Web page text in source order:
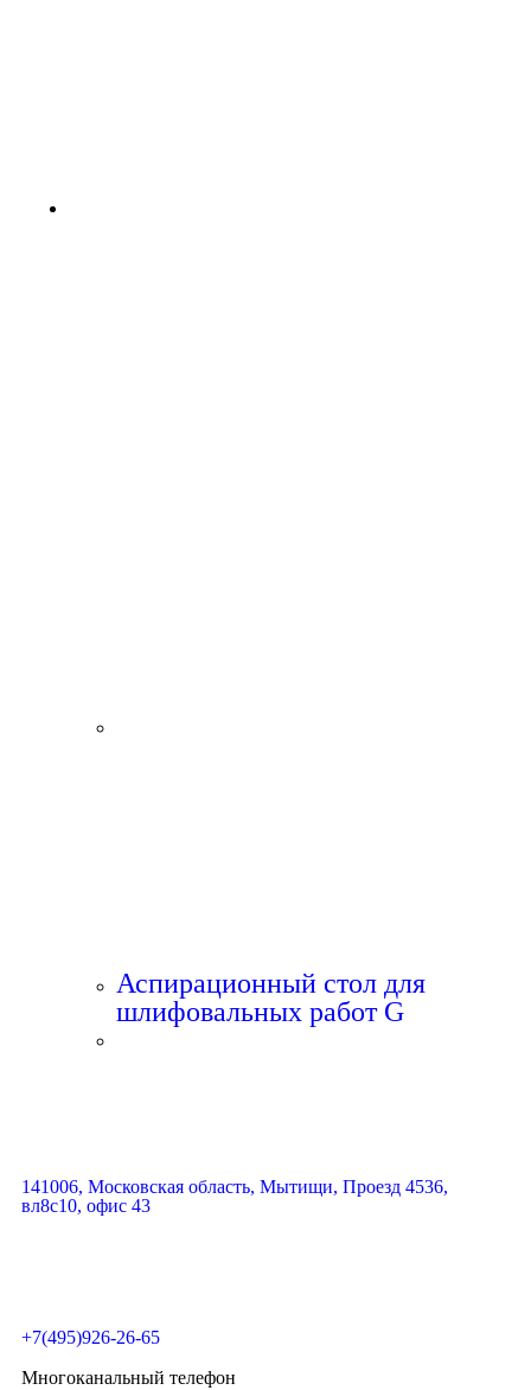
Аспирационный стол для
шлифовальных работ G
141006, Московская область, Мытищи, Проезд 4536,
вл8с10, офис 43
+7(495)926-26-65
Многоканальный телефон